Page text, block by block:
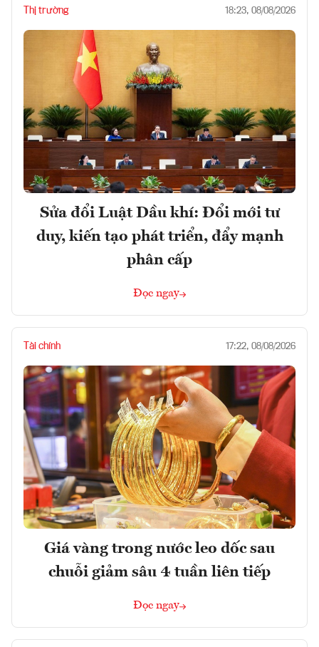
Thị trường 18:23, 08/08/2026
Sửa đổi Luật Dầu khí: Đổi mới tư
duy, kiến tạo phát triển, đẩy mạnh
phân cấp
Đọc ngay
Tài chính 17:22, 08/08/2026
Giá vàng trong nước leo dốc sau
chuỗi giảm sâu 4 tuần liên tiếp
Đọc ngay